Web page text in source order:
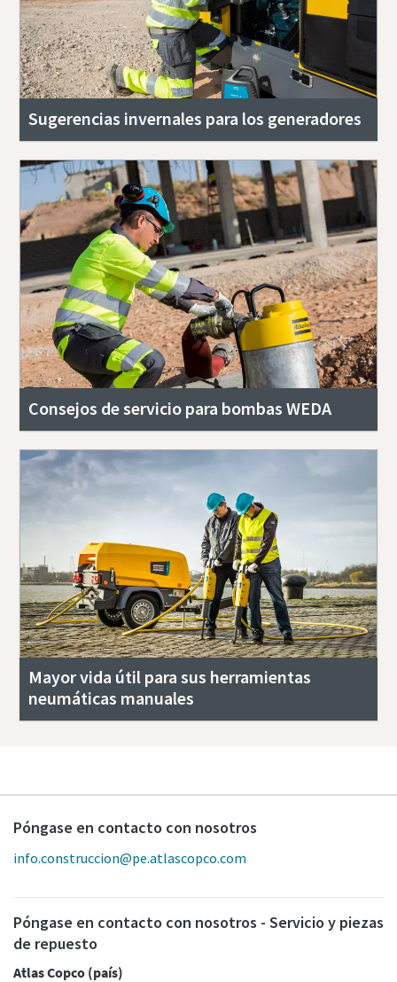
Sugerencias invernales para los generadores
Consejos de servicio para bombas WEDA
Mayor vida útil para sus herramientas
neumáticas manuales
Póngase en contacto con nosotros
info.construccion@pe.atlascopco.com
Póngase en contacto con nosotros - Servicio y piezas
de repuesto
Atlas Copco (país)